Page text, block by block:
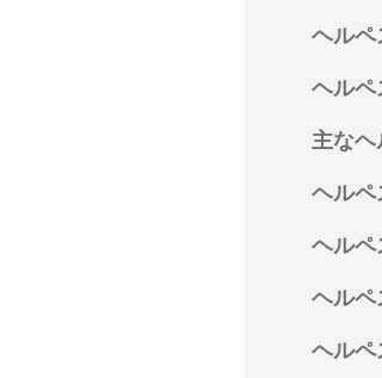
ヘル
ヘル
主な
ヘル
ヘル
ヘル
ヘル